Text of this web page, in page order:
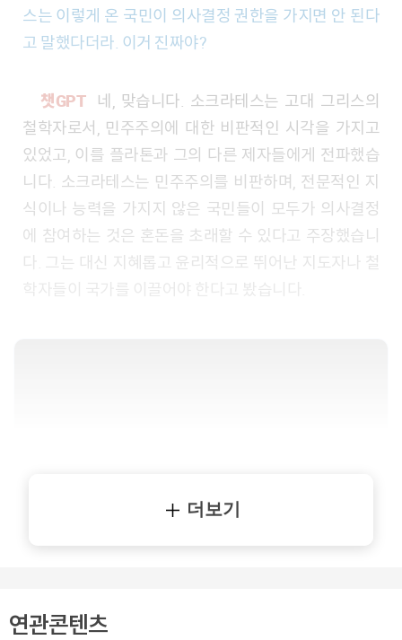
스는 이렇게 온 국민이 의사결정 권한을 가지면 안 된다
고 말했다더라. 이거 진짜야?
챗GPT네, 맞습니다. 소크라테스는 고대 그리스의
철학자로서, 민주주의에 대한 비판적인 시각을 가지고
있었고, 이를 플라톤과 그의 다른 제자들에게 전파했습
니다. 소크라테스는 민주주의를 비판하며, 전문적인 지
식이나 능력을 가지지 않은 국민들이 모두가 의사결정
에 참여하는 것은 혼돈을 초래할 수 있다고 주장했습니
다. 그는 대신 지혜롭고 윤리적으로 뛰어난 지도자나 철
더보기
연관콘텐츠